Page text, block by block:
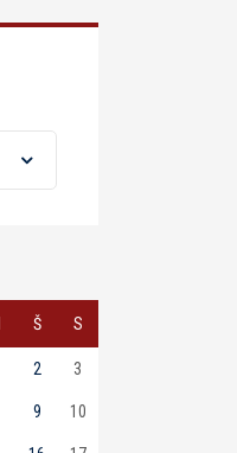
Š S
2 3
9 10